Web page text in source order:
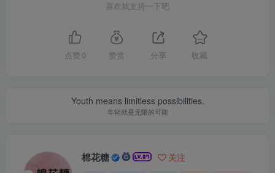
喜欢就支持一下吧
点赞 0 赞赏 分享 收藏
Youth means limitless possibilities.
年轻就是无限的可能
棉花糖 关注